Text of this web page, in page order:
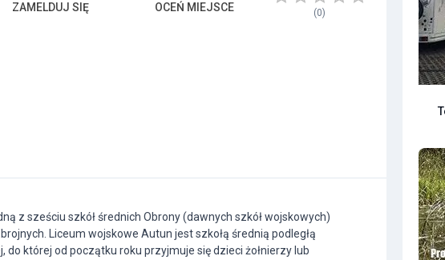
ZAMELDUJ SIĘ OCEŃ MIEJSCE (0)
z sześciu szkół średnich Obrony (dawnych szkół wojskowych)
Liceum wojskowe Autun jest szkołą średnią podległą
do której od początku roku przyjmuje się dzieci żołnierzy lub